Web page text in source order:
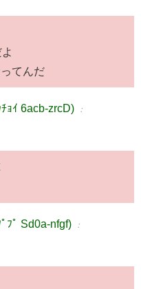
てんだ
ｮｲ 6acb-zrcD) ：
ﾌﾟ Sd0a-nfgf) ：